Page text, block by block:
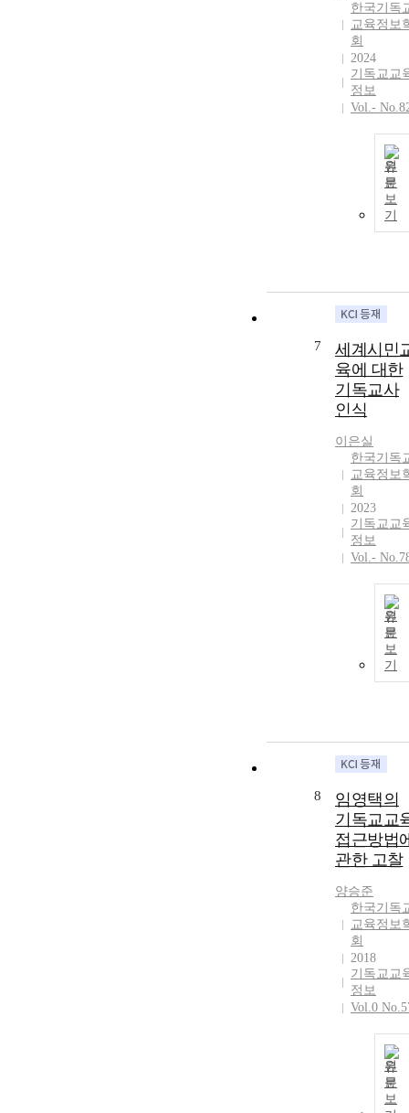
한국기독
교육정보
회
2024
기독교교
정보
Vol.-
원
문
보
기
7
세계시민
육에 대한
기독교사
인식
이은실
한국기독
교육정보
회
2023
기독교교
정보
Vol.-
원
문
보
기
8
임영택의
기독교교
접근방법
관한 고찰
양승준
한국기독
교육정보
회
2018
기독교교
정보
Vol.0
원
문
보